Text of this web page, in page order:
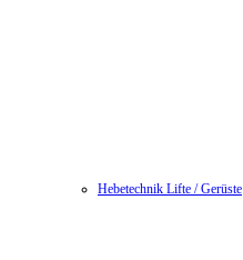
Hebetechnik Lifte / Gerüste